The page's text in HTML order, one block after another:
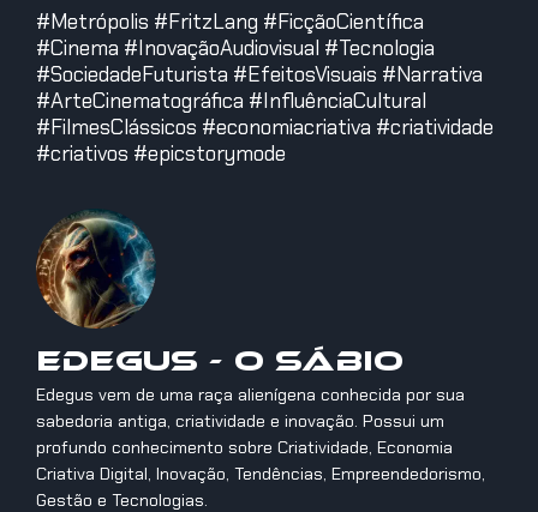
#Metrópolis #FritzLang #FicçãoCientífica
#Cinema #InovaçãoAudiovisual #Tecnologia
#SociedadeFuturista #EfeitosVisuais #Narrativa
#ArteCinematográfica #InfluênciaCultural
#FilmesClássicos #economiacriativa #criatividade
#criativos #epicstorymode
Edegus - O Sábio
Edegus vem de uma raça alienígena conhecida por sua
sabedoria antiga, criatividade e inovação. Possui um
profundo conhecimento sobre Criatividade, Economia
Criativa Digital, Inovação, Tendências, Empreendedorismo,
Gestão e Tecnologias.